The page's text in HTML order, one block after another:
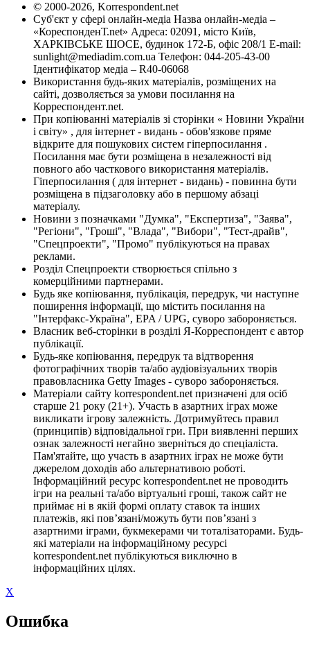
© 2000-2026, Korrespondent.net
Суб'єкт у сфері онлайн-медіа Назва онлайн-медіа –
«КореспонденТ.net» Адреса: 02091, місто Київ,
ХАРКІВСЬКЕ ШОСЕ, будинок 172-Б, офіс 208/1 E-mail:
sunlight@mediadim.com.ua Телефон: 044-205-43-00
Ідентифікатор медіа – R40-06068
Використання будь-яких матеріалів, розміщених на
сайті, дозволяється за умови посилання на
Корреспондент.net.
При копіюванні матеріалів зі сторінки « Новини України
і світу» , для інтернет - видань - обов'язкове пряме
відкрите для пошукових систем гіперпосилання .
Посилання має бути розміщена в незалежності від
повного або часткового використання матеріалів.
Гіперпосилання ( для інтернет - видань) - повинна бути
розміщена в підзаголовку або в першому абзаці
матеріалу.
Новини з позначками "Думка", "Експертиза", "Заява",
"Регіони", "Гроші", "Влада", "Вибори", "Тест-драйв",
"Спецпроекти", "Промо" публікуються на правах
реклами.
Розділ Спецпроекти створюється спільно з
комерційними партнерами.
Будь яке копіювання, публікація, передрук, чи наступне
поширення інформації, що містить посилання на
"Інтерфакс-Україна", EPA / UPG, суворо забороняється.
Власник веб-сторінки в розділі Я-Корреспондент є автор
публікації.
Будь-яке копіювання, передрук та відтворення
фотографічних творів та/або аудіовізуальних творів
правовласника Getty Images - суворо забороняється.
Матеріали сайту korrespondent.net призначені для осіб
старше 21 року (21+). Участь в азартних іграх може
викликати ігрову залежність. Дотримуйтесь правил
(принципів) відповідальної гри. При виявленні перших
ознак залежності негайно зверніться до спеціаліста.
Пам'ятайте, що участь в азартних іграх не може бути
джерелом доходів або альтернативою роботі.
Інформаційний ресурс korrespondent.net не проводить
ігри на реальні та/або віртуальні гроші, також сайт не
приймає ні в якій формі оплату ставок та інших
платежів, які пов’язані/можуть бути пов’язані з
азартними іграми, букмекерами чи тоталізаторами. Будь-
які матеріали на інформаційному ресурсі
korrespondent.net публікуються виключно в
інформаційних цілях.
X
Ошибка